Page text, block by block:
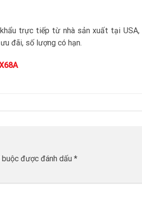
trực tiếp từ nhà sản xuất tại USA,
đãi, số lượng có hạn.
được đánh dấu *